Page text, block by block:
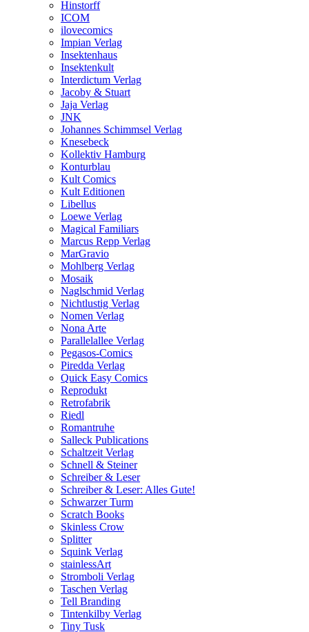
Hinstorff
ICOM
ilovecomics
Impian Verlag
Insektenhaus
Insektenkult
Interdictum Verlag
Jacoby & Stuart
Jaja Verlag
JNK
Johannes Schimmsel Verlag
Knesebeck
Kollektiv Hamburg
Konturblau
Kult Comics
Kult Editionen
Libellus
Loewe Verlag
Magical Familiars
Marcus Repp Verlag
MarGravio
Mohlberg Verlag
Mosaik
Naglschmid Verlag
Nichtlustig Verlag
Nomen Verlag
Nona Arte
Parallelallee Verlag
Pegasos-Comics
Piredda Verlag
Quick Easy Comics
Reprodukt
Retrofabrik
Riedl
Romantruhe
Salleck Publications
Schaltzeit Verlag
Schnell & Steiner
Schreiber & Leser
Schreiber & Leser: Alles Gute!
Schwarzer Turm
Scratch Books
Skinless Crow
Splitter
Squink Verlag
stainlessArt
Stromboli Verlag
Taschen Verlag
Tell Branding
Tintenkilby Verlag
Tiny Tusk